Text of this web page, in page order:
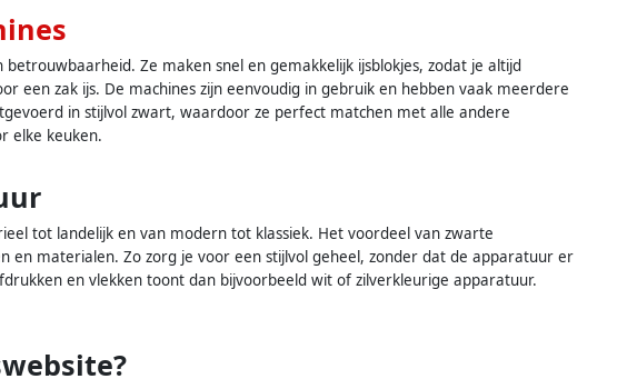
Ze maken snel en gemakkelijk ijsblokjes, zodat je altijd
een zak ijs. De machines zijn eenvoudig in gebruik en hebben vaak meerdere
in stijlvol zwart, waardoor ze perfect matchen met alle andere
elke keuken.
tot landelijk en van modern tot klassiek. Het voordeel van zwarte
materialen. Zo zorg je voor een stijlvol geheel, zonder dat de apparatuur er
en vlekken toont dan bijvoorbeeld wit of zilverkleurige apparatuur.